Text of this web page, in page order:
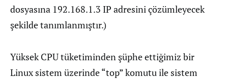
dosyasına 192.168.1.3 IP adresini çözümleyecek
şekilde tanımlanmıştır.)
Yüksek CPU tüketiminden şüphe ettiğimiz bir
Linux sistem üzerinde “top” komutu ile sistem